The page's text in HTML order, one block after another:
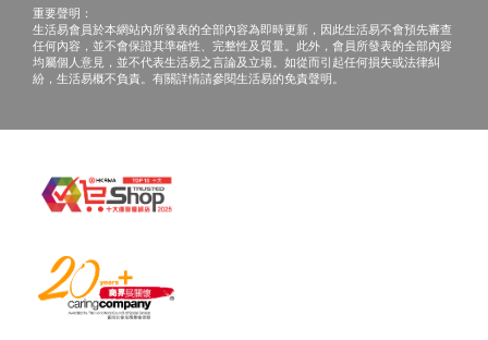
重要聲明：
生活易會員於本網站內所發表的全部內容為即時更新，因此生活易不會預先審查
任何內容，並不會保證其準確性、完整性及質量。此外，會員所發表的全部內容
均屬個人意見，並不代表生活易之言論及立場。如從而引起任何損失或法律糾
紛，生活易概不負責。有關詳情請參閱生活易的免責聲明。